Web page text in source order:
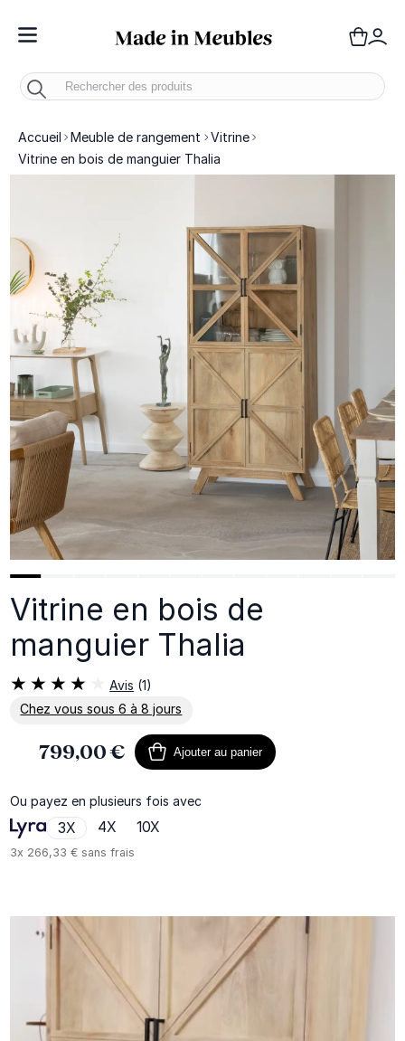
Toggle Nav
Accueil Meuble de rangement
Vitrine
Vitrine en bois de manguier Thalia
Vitrine en bois de
manguier Thalia
Avis (1)
Chez vous sous 6 à 8 jours
En savoir plus sur la livraison
799,00 € Ajouter au panier
Ou payez en plusieurs fois avec
3X 4X 10X
3x 266,33 € sans frais